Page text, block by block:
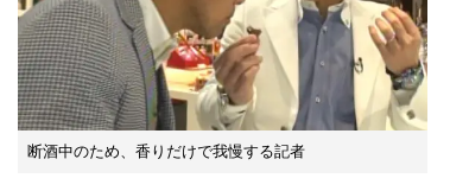
断酒中のため、香りだけで我慢する記者